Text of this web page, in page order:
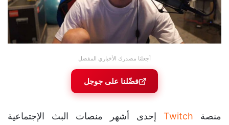
أجعلنا مصدرك الأخباري المفضل
فضّلنا على جوجل
منصة Twitch إحدى أشهر منصات البث الإجتماعية